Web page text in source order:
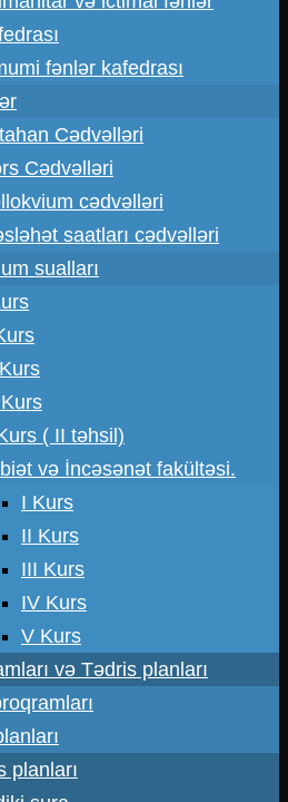
fənlər kafedrası
Cədvəlləri
Cədvəlləri
cədvəlləri
saatları cədvəlləri
sualları
( II təhsil)
və İncəsənət fakültəsi.
I Kurs
II Kurs
III Kurs
IV Kurs
V Kurs
və Tədris planları
planları